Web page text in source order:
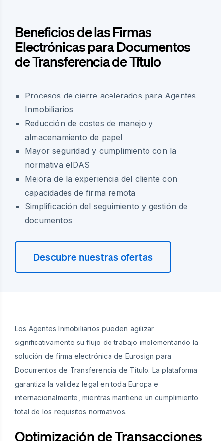
Beneficios de las Firmas
Electrónicas para Documentos
de Transferencia de Título
Procesos de cierre acelerados para Agentes
Inmobiliarios
Reducción de costes de manejo y
almacenamiento de papel
Mayor seguridad y cumplimiento con la
normativa eIDAS
Mejora de la experiencia del cliente con
capacidades de firma remota
Simplificación del seguimiento y gestión de
documentos
Descubre nuestras ofertas
Los Agentes Inmobiliarios pueden agilizar
significativamente su flujo de trabajo implementando la
solución de firma electrónica de Eurosign para
Documentos de Transferencia de Título. La plataforma
garantiza la validez legal en toda Europa e
internacionalmente, mientras mantiene un cumplimiento
total de los requisitos normativos.
Optimización de Transacciones